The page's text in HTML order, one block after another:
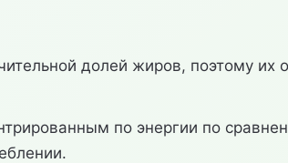
долей жиров, поэтому
по энергии по